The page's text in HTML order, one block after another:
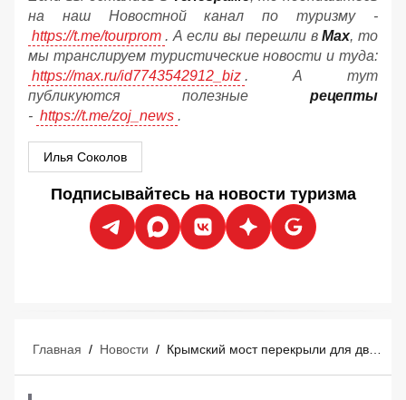
на наш Новостной канал по туризму -
https://t.me/tourprom . А если вы перешли вМах, то
мы транслируем туристические новости и туда:
https://max.ru/id7743542912_biz . А тут
публикуются полезные рецепты
- https://t.me/zoj_news .
Илья Соколов
Подписывайтесь на новости туризма
Главная / Новости /